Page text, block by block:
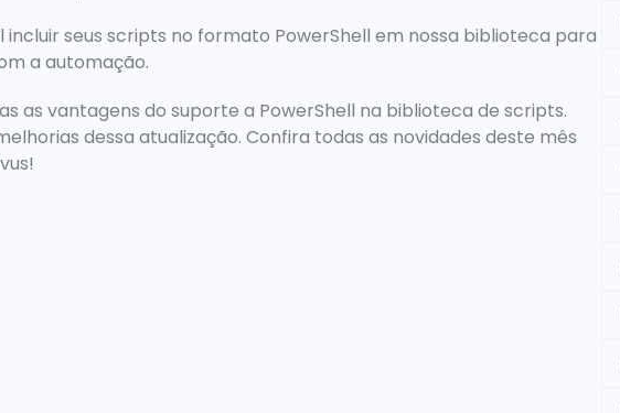
incluir seus scripts no formato PowerShell em nossa biblioteca para
a automação.
as vantagens do suporte a PowerShell na biblioteca de scripts.
dessa atualização. Confira todas as novidades deste mês